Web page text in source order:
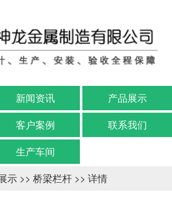
新闻资讯
产品展示
客户案例
联系我们
生产车间
示 >> 桥梁栏杆 >> 详情